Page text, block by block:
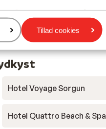
Tillad cookies
Hotel Voyage Sorgun
Hotel Quattro Beach & Spa